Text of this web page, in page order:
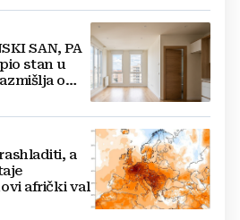
SAN, PA
stan u
o
a
afrički val